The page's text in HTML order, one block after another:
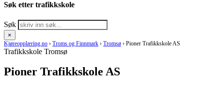
Søk etter trafikkskole
Søk
×
Kjøreopplæring.no › Troms og Finnmark › Tromsø › Pioner Trafikkskole AS
Trafikkskole Tromsø
Pioner Trafikkskole AS